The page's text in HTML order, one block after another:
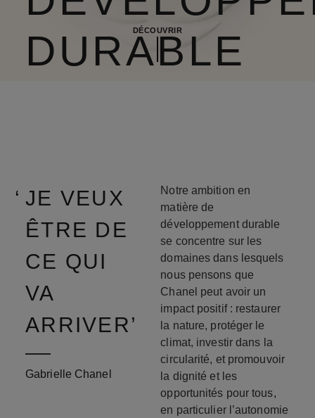
DURABLE
DÉCOUVRIR
JE VEUX
ÊTRE DE
CE QUI
VA
ARRIVER
Gabrielle Chanel
Notre ambition en
matière de
développement durable
se concentre sur les
domaines dans lesquels
nous pensons que
Chanel peut avoir un
impact positif : restaurer
la nature, protéger le
climat, investir dans la
circularité, et promouvoir
la dignité et les
opportunités pour tous,
en particulier l’autonomie